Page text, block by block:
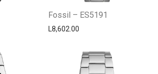
Fossil – ES5191
L8,602.00